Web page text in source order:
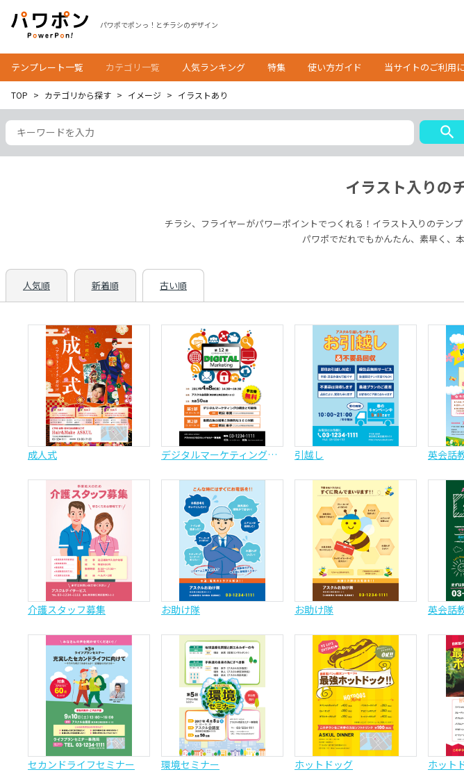
パワポでポンっ！とチラシのデザイン
テンプレート一覧 カテゴリ一覧 人気ランキング 特集 使い方ガイド 当サイトのご利用
TOP カテゴリから探す イメージ イラストあり
search
イラスト入りの
チラシ、フライヤーがパワーポイントでつくれる！イラスト入りのテン
パワポでだれでもかんたん、素早く、
人気順 新着順 古い順
成人式 デジタルマーケティングセミナー 引越し 英会話
介護スタッフ募集 お助け隊 お助け隊 英会話
セカンドライフセミナー 環境セミナー ホットドッグ ホット